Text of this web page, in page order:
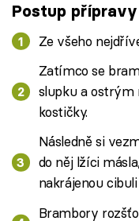
Postup přípravy
Ze všeho
Zatímco se
slupku a ostrým
kostičky.
Následně si
do něj lžíci
nakrájenou
Brambory